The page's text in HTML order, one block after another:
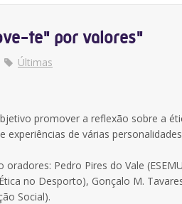
te" por valores"
Últimas
promover a reflexão sobre a
experiências de várias
oradores: Pedro Pires do Vale
no Desporto), Gonçalo M.
Social).